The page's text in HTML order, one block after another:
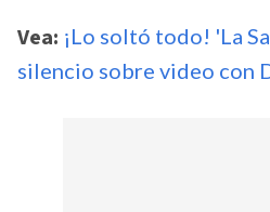
Vea: ¡Lo soltó todo! 'La
silencio sobre video con